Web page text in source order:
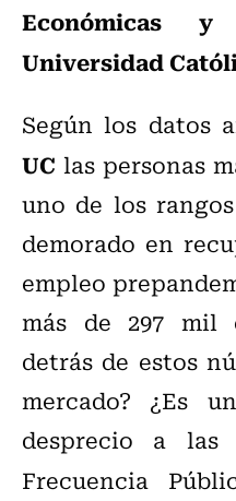
Económicas
Universidad
Según los datos
UC las personas
uno de los
demorado en
empleo
más de 297 mil
detrás de estos
mercado? ¿Es
desprecio a las
Frecuencia